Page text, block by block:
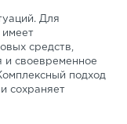
Для
имеет
средств,
и своевременное
подход
сохраняет